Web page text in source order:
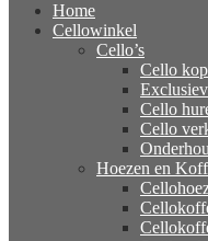
Home
Cellowinkel
Cello’s
Cello
Cello
Cello
Hoezen en